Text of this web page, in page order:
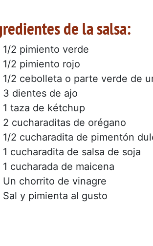
de la salsa:
1/2 pimiento verde
1/2 pimiento rojo
1/2 cebolleta o parte verde de
3 dientes de ajo
1 taza de kétchup
2 cucharaditas de orégano
1/2 cucharadita de pimentón
1 cucharadita de salsa de soja
1 cucharada de maicena
Un chorrito de vinagre
Sal y pimienta al gusto